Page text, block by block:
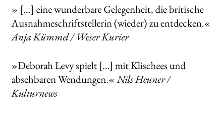
» [...] eine wunderbare Gelegenheit, die britische
Ausnahmeschriftstellerin (wieder) zu entdecken.«
Anja Kümmel / Weser Kurier
»Deborah Levy spielt […] mit Klischees und
absehbaren Wendungen.« Nils Heuner /
Kulturnews